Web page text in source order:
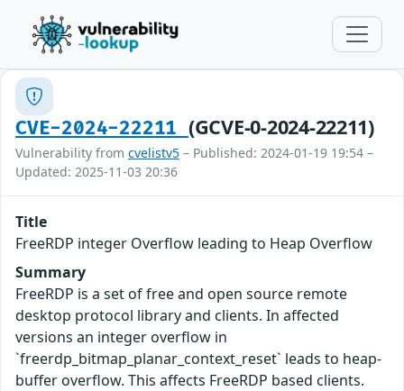
CVE-2024-22211 (GCVE-0-2024-22211)
Vulnerability from cvelistv5 – Published: 2024-01-19 19:54 –
Updated: 2025-11-03 20:36
Title
FreeRDP integer Overflow leading to Heap Overflow
Summary
FreeRDP is a set of free and open source remote
desktop protocol library and clients. In affected
versions an integer overflow in
`freerdp_bitmap_planar_context_reset` leads to heap-
buffer overflow. This affects FreeRDP based clients.